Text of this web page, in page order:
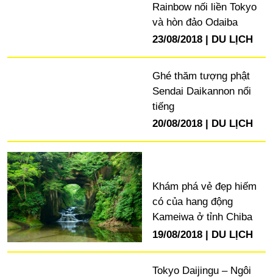
Rainbow nối liền Tokyo
và hòn đảo Odaiba
23/08/2018
DU LỊCH
Ghé thăm tượng phật
Sendai Daikannon nổi
tiếng
20/08/2018
DU LỊCH
Khám phá vẻ đẹp hiếm
có của hang động
Kameiwa ở tỉnh Chiba
19/08/2018
DU LỊCH
Tokyo Daijingu – Ngôi